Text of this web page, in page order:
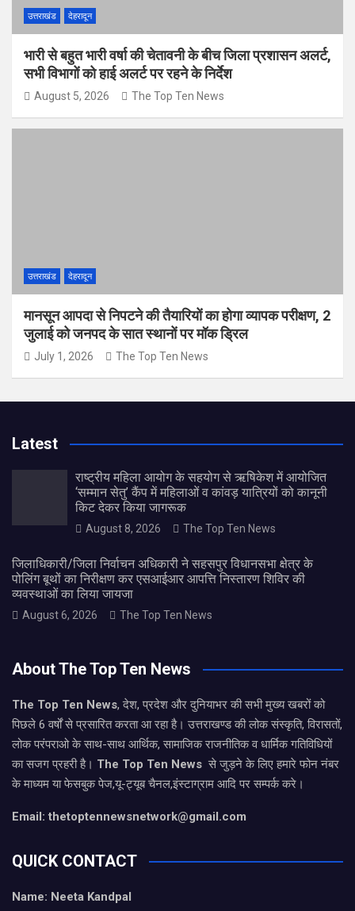
उत्तराखंड देहरादून
भारी से बहुत भारी वर्षा की चेतावनी के बीच जिला प्रशासन अलर्ट,
सभी विभागों को हाई अलर्ट पर रहने के निर्देश
August 5, 2026 The Top Ten News
उत्तराखंड देहरादून
मानसून आपदा से निपटने की तैयारियों का होगा व्यापक परीक्षण, 2
जुलाई को जनपद के सात स्थानों पर मॉक ड्रिल
July 1, 2026 The Top Ten News
Latest
राष्ट्रीय महिला आयोग के सहयोग से ऋषिकेश में आयोजित
‘सम्मान सेतु’ कैंप में महिलाओं व कांवड़ यात्रियों को कानूनी
किट देकर किया जागरूक
August 8, 2026 The Top Ten News
जिलाधिकारी/जिला निर्वाचन अधिकारी ने सहसपुर विधानसभा क्षेत्र के
पोलिंग बूथों का निरीक्षण कर एसआईआर आपत्ति निस्तारण शिविर की
व्यवस्थाओं का लिया जायजा
August 6, 2026 The Top Ten News
About The Top Ten News
The Top Ten News, देश, प्रदेश और दुनियाभर की सभी मुख्य खबरों को
पिछले 6 वर्षों से प्रसारित करता आ रहा है। उत्तराखण्ड की लोक संस्कृति, विरासतों,
लोक परंपराओ के साथ-साथ आर्थिक, सामाजिक राजनीतिक व धार्मिक गतिविधियों
का सजग प्रहरी है। The Top Ten News से जुड़ने के लिए हमारे फोन नंबर
के माध्यम या फेसबुक पेज,यू-ट्यूब चैनल,इंस्टाग्राम आदि पर सम्पर्क करे।
Email: thetoptennewsnetwork@gmail.com
QUICK CONTACT
Name: Neeta Kandpal